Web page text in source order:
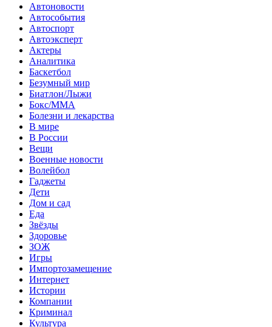
Автоновости
Автособытия
Автоспорт
Автоэксперт
Актеры
Аналитика
Баскетбол
Безумный мир
Биатлон/Лыжи
Бокс/MMA
Болезни и лекарства
В мире
В России
Вещи
Военные новости
Волейбол
Гаджеты
Дети
Дом и сад
Еда
Звёзды
Здоровье
ЗОЖ
Игры
Импортозамещение
Интернет
Истории
Компании
Криминал
Культура